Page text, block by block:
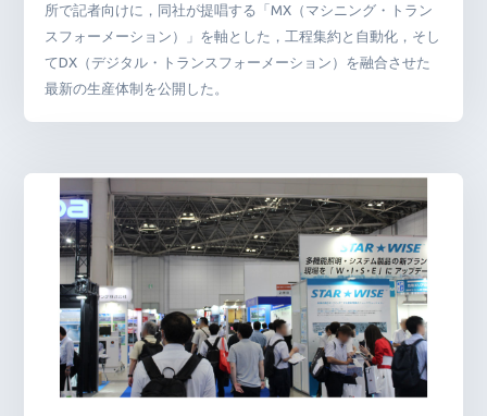
所で記者向けに，同社が提唱する「MX（マシニング・トラン
スフォーメーション）」を軸とした，工程集約と自動化，そし
てDX（デジタル・トランスフォーメーション）を融合させた
最新の生産体制を公開した。